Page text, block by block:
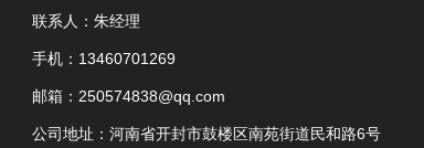
联系人：朱经理
手机：13460701269
邮箱：250574838@qq.com
公司地址：河南省开封市鼓楼区南苑街道民和路6号